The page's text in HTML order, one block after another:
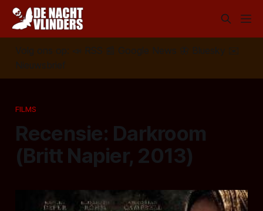
Volg ons op: 📣 RSS 📰 Google News 🦋 Bluesky
✉️
Nieuwsbrief
FILMS
Recensie: Darkroom
(Britt Napier, 2013)